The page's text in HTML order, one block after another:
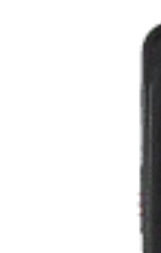
Japon Akmaz Yıkama